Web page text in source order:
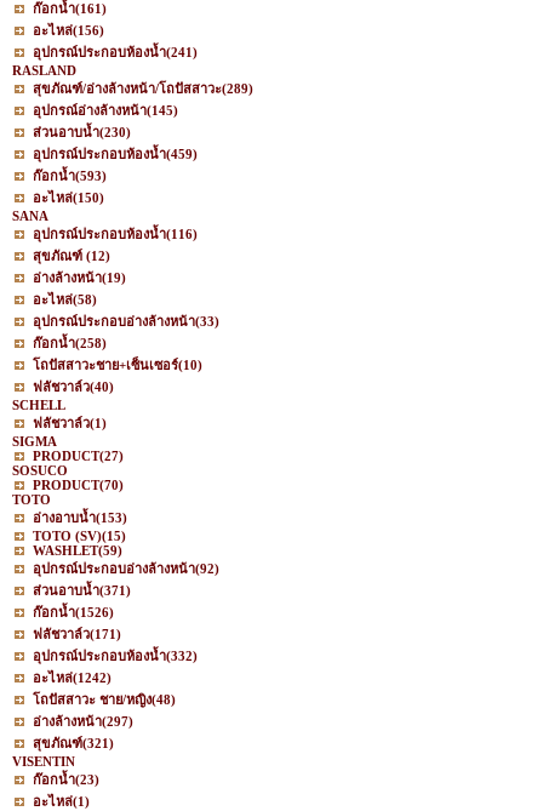
ก๊อกน้ำ(161)
อะไหล่(156)
อุปกรณ์ประกอบห้องน้ำ(241)
RASLAND
สุขภัณฑ์/อ่างล้างหน้า/โถปัสสาวะ(289)
อุปกรณ์อ่างล้างหน้า(145)
ส่วนอาบน้ำ(230)
อุปกรณ์ประกอบห้องน้ำ(459)
ก๊อกน้ำ(593)
อะไหล่(150)
SANA
อุปกรณ์ประกอบห้องน้ำ(116)
สุขภัณฑ์ (12)
อ่างล้างหน้า(19)
อะไหล่(58)
อุปกรณ์ประกอบอ่างล้างหน้า(33)
ก๊อกน้ำ(258)
โถปัสสาวะชาย+เซ็นเซอร์(10)
ฟลัชวาล์ว(40)
SCHELL
ฟลัชวาล์ว(1)
SIGMA
PRODUCT(27)
SOSUCO
PRODUCT(70)
TOTO
อ่างอาบน้ำ(153)
TOTO (SV)(15)
WASHLET(59)
อุปกรณ์ประกอบอ่างล้างหน้า(92)
ส่วนอาบน้ำ(371)
ก๊อกน้ำ(1526)
ฟลัชวาล์ว(171)
อุปกรณ์ประกอบห้องน้ำ(332)
อะไหล่(1242)
โถปัสสาวะ ชาย/หญิง(48)
อ่างล้างหน้า(297)
สุขภัณฑ์(321)
VISENTIN
ก๊อกน้ำ(23)
อะไหล่(1)